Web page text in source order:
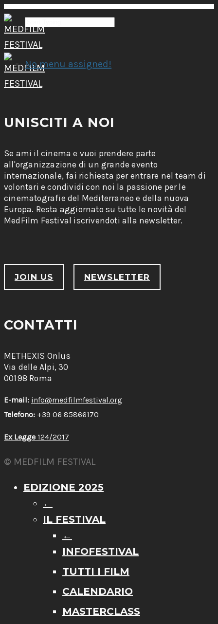
No menu assigned!
UNISCITI A NOI
Se ami il cinema e vuoi prendere parte
all'organizzazione di un grande evento
internazionale, fai richiesta per entrare nel team di
volontari e condividi con noi la passione per le
cinematografie del Mediterraneo e della nuova
Europa. Resta aggiornato su tutte le novità del
MedFilm Festival iscrivendoti alla newsletter.
JOIN US NEWSLETTER
CONTATTI
METHEXIS Onlus
Via delle Alpi, 30
00198 Roma
E-mail: info@medfilmfestival.org
Telefono: +39 06 85866170
Ex Legge 124/2017
© MEDFILM FESTIVAL
EDIZIONE 2025
←
IL FESTIVAL
←
INFOFESTIVAL
TUTTI I FILM
CALENDARIO
MASTERCLASS